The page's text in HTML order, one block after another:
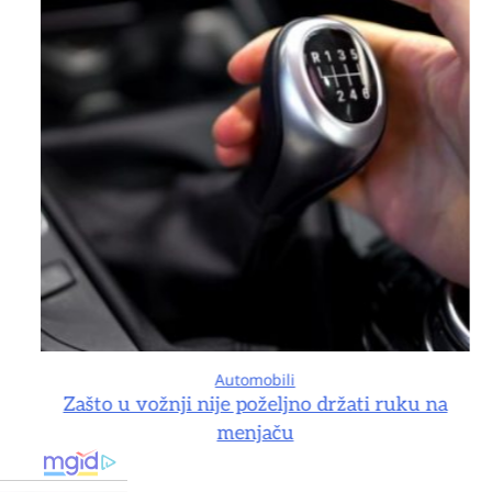
Automobili
Zašto u vožnji nije poželjno držati ruku na
menjaču